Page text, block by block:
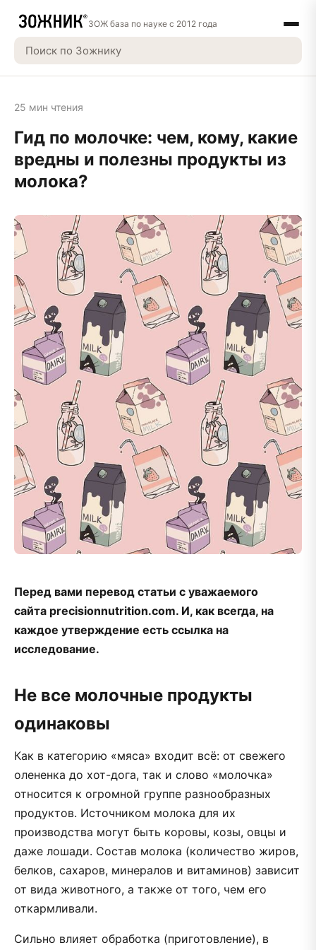
ЗОЖ база по науке с 2012 года
25 мин чтения
Гид по молочке: чем, кому, какие
вредны и полезны продукты из
молока?
Перед вами перевод статьи с уважаемого
сайта precisionnutrition.com. И, как всегда, на
каждое утверждение есть ссылка на
исследование.
Не все молочные продукты
одинаковы
Как в категорию «мяса» входит всё: от свежего
олененка до хот-дога, так и слово «молочка»
относится к огромной группе разнообразных
продуктов. Источником молока для их
производства могут быть коровы, козы, овцы и
даже лошади. Состав молока (количество жиров,
белков, сахаров, минералов и витаминов) зависит
от вида животного, а также от того, чем его
откармливали.
Сильно влияет обработка (приготовление), в